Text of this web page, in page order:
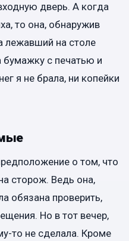
дверь. А когда
то она, обнаружив
лежавший на столе
бумажку с печатью и
я не брала, ни копейки
о том, что
сторож. Ведь она,
обязана проверить,
Но в тот вечер,
то не сделала. Кроме